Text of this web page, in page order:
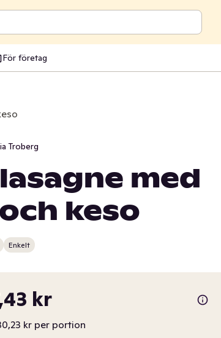
För företag
Troberg
med
keso
Enkelt
kr
kr per portion